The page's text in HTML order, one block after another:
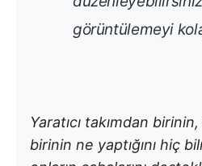
görüntülemeyi
Yaratıcı takımdan
birinin ne yaptığını hiç